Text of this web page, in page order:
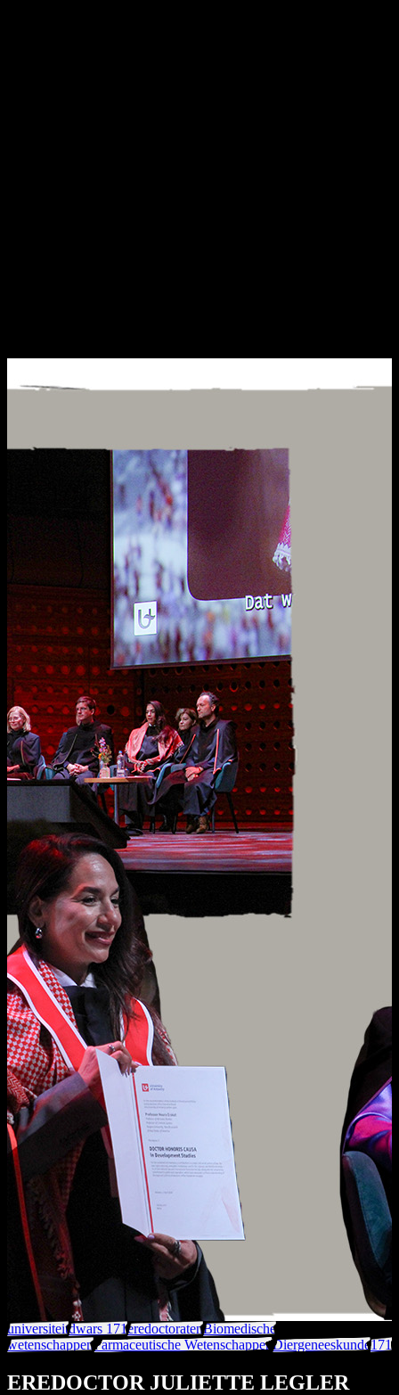
universiteitdwars 171eredoctoratenBiomedische
wetenschappenFarmaceutische WetenschappenDiergeneeskunde171
EREDOCTOR JULIETTE LEGLER